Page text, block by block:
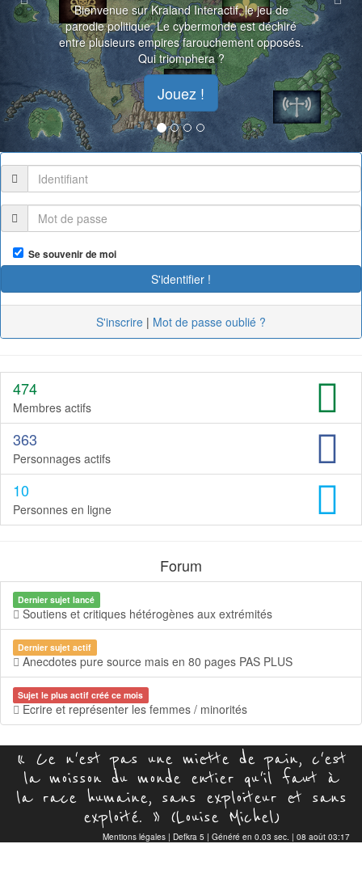
Bienvenue sur Kraland Interactif, le jeu de
parodie politique. Le cybermonde est déchiré
entre plusieurs empires farouchement opposés.
Qui triomphera ?
Jouez !
Se souvenir de moi
S'inscrire | Mot de passe oublié ?
474
Membres actifs
363
Personnages actifs
10
Personnes en ligne
Forum
Dernier sujet lancé
Soutiens et critiques hétérogènes aux extrémités
Dernier sujet actif
Anecdotes pure source mais en 80 pages PAS PLUS
Sujet le plus actif créé ce mois
Ecrire et représenter les femmes / minorités
« Ce n'est pas une miette de pain, c'est
la moisson du monde entier qu'il faut à
la race humaine, sans exploiteur et sans
exploité. » (Louise Michel)
Mentions légales | Defkra 5 | Généré en 0.03 sec. | 08 août 03:17